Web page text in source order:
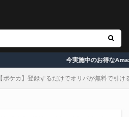
今実施中のお得なAmazonキャンペ
【ポケカ】登録するだけでオリパが無料で引け